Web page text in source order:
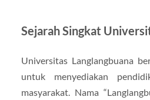
Sejarah Singkat
Universitas Langlangbuana
untuk menyediakan
masyarakat. Nama